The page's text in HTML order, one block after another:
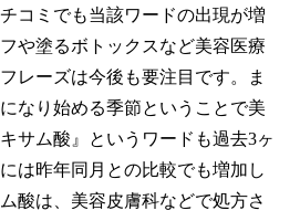
コミでも当該ワードの出現が増
や塗るボトックスなど美容医療
レーズは今後も要注目です。ま
なり始める季節ということで美
サム酸』というワードも過去3ヶ
は昨年同月との比較でも増加し
酸は、美容皮膚科などで処方さ